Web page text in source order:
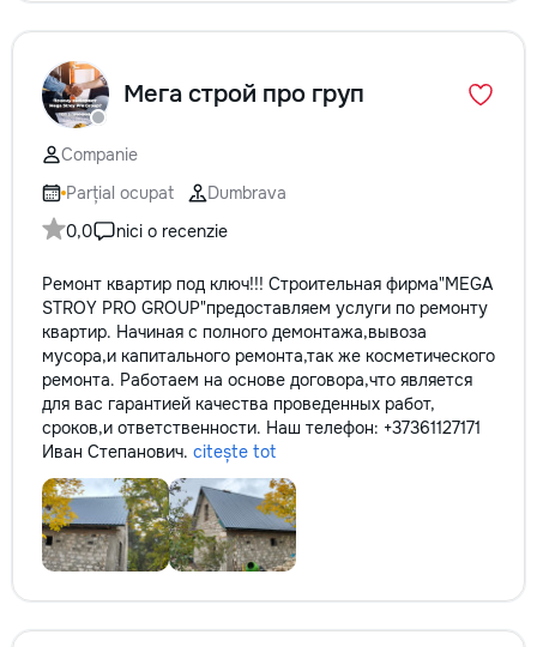
Мега строй про груп
Companie
Parțial ocupat
Dumbrava
0,0
nici o recenzie
Ремонт квартир под ключ!!! Строительная фирма"MEGA
STROY PRO GROUP"предоставляем услуги по ремонту
квартир. Начиная с полного демонтажа,вывоза
мусора,и капитального ремонта,так же косметического
ремонта. Работаем на основе договора,что является
для вас гарантией качества проведенных работ,
сроков,и ответственности. Наш телефон: +37361127171
Иван Степанович. citește tot